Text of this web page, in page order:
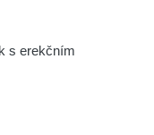
s erekčním